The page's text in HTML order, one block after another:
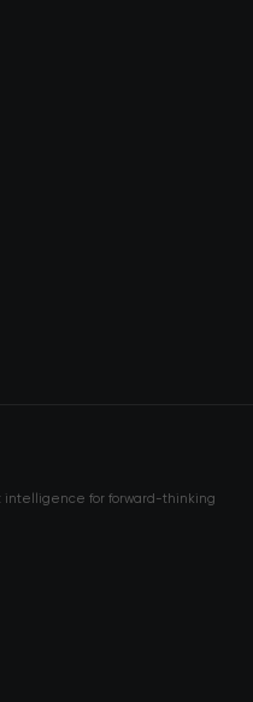
intelligence for forward-thinking